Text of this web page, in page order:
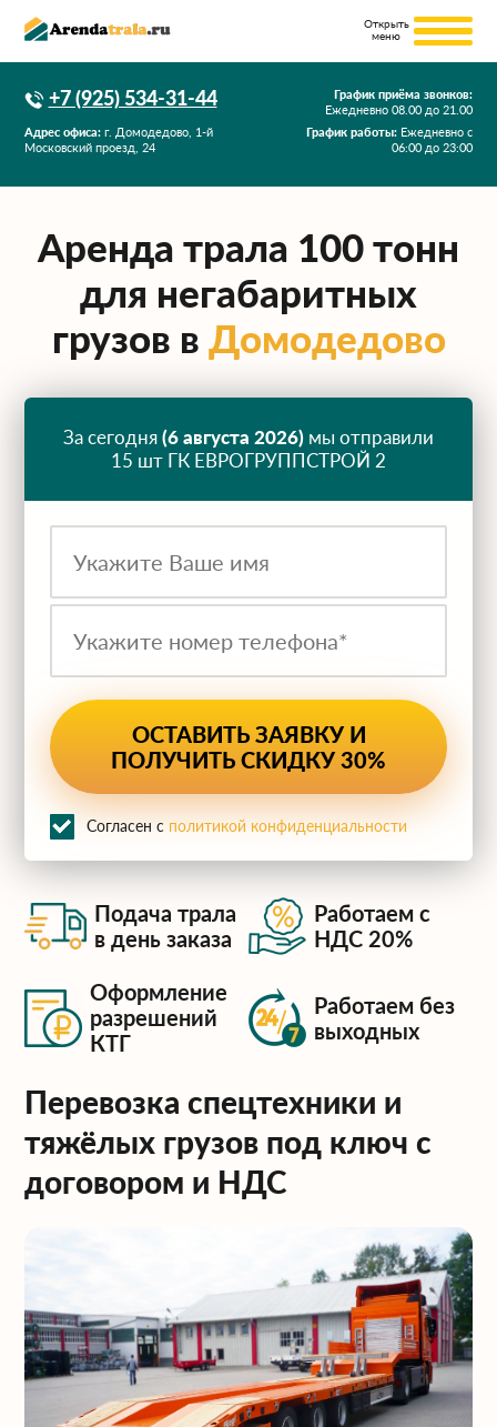
+7 (925) 534-31-44
Адрес офиса: г. Домодедово, 1-й
Московский проезд, 24
График приёма звонков:
Ежедневно 08.00 до 21.00
График работы: Ежедневно с
06:00 до 23:00
Аренда трала 100 тонн
для негабаритных
грузов в Домодедово
Подача трала
в день заказа
Работаем с
НДС 20%
Оформление
разрешений
КТГ
Работаем без
выходных
За сегодня(6 августа 2026) мы отправили
15 шт ГК ЕВРОГРУППСТРОЙ 2
Согласен с политикой конфиденциальности
Перевозка спецтехники и
тяжёлых грузов под ключ с
договором и НДС